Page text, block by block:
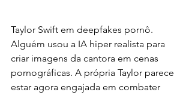
Taylor Swift em deepfakes pornô.
Alguém usou a IA hiper realista para
criar imagens da cantora em cenas
pornográficas. A própria Taylor parece
estar agora engajada em combater